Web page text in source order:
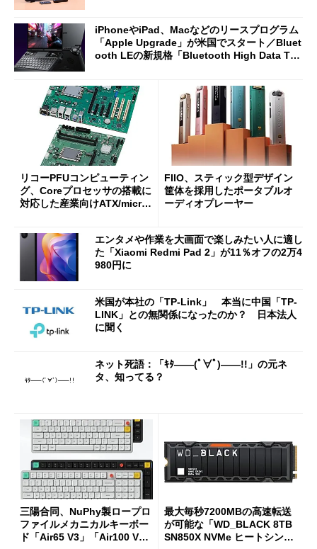
iPhoneやiPad、Macなどのリースプログラム
「Apple Upgrade」が米国でスタート／Bluet
ooth LEの新規格「Bluetooth High Data Thr
リコーPFUコンピューティン
グ、Coreプロセッサの搭載に
対応した産業向けATX/micro
FIIO、スティック型デザイン
筐体を採用したポータブルオ
ーディオプレーヤー
エンタメや作業を大画面で楽しみたい人に適し
た「Xiaomi Redmi Pad 2」が11％オフの2万4
980円に
米国が本社の「TP-Link」 本当に中国「TP-
LINK」との無関係になったのか？ 日本法人
に聞く
ネット死語：「ｷﾀ――(ﾟ∀ﾟ)――!!」の元ネ
タ、知ってる？
三陽合同、NuPhy製ロープロ
ファイルメカニカルキーボー
ド「Air65 V3」「Air100 V
最大毎秒7200MBの高速転送
が可能な「WD_BLACK 8TB
SN850X NVMe ヒートシンク